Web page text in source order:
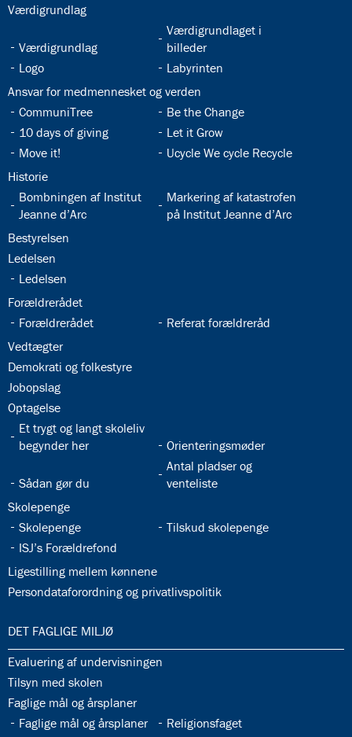
32.3:
Værdigrundlag
32.4:
Værdigrundlag
32.5:
Værdigrundlaget i
billeder
32.6:
Logo 32.7:
Labyrinten
32.8:
Ansvar for medmennesket og verden
32.9:
CommuniTree 32.10:
Be the Change
32.11:
10 days of giving 32.12:
Let it Grow
32.13:
Move it! 32.14:
Ucycle We cycle Recycle
32.15:
Historie
32.16:
Bombningen af Institut
Jeanne d’Arc
32.17:
Markering af katastrofen
på Institut Jeanne d’Arc
32.18:
Bestyrelsen
32.19:
Ledelsen
32.20:
Ledelsen
32.21:
Forældrerådet
32.22:
Forældrerådet 32.23:
Referat forældreråd
32.24:
Vedtægter
32.25:
Demokrati og folkestyre
32.26:
Jobopslag
32.27:
Optagelse
32.28:
Et trygt og langt skoleliv
begynder her
32.29:
Orienteringsmøder
32.30:
Sådan gør du
32.31:
Antal pladser og
venteliste
32.32:
Skolepenge
32.33:
Skolepenge 32.34:
Tilskud skolepenge
32.35:
ISJ’s Forældrefond
32.36:
Ligestilling mellem kønnene
32.37:
Persondataforordning og privatlivspolitik
33.0:
DET FAGLIGE MILJØ
33.1:
Evaluering af undervisningen
33.2:
Tilsyn med skolen
33.3:
Faglige mål og årsplaner
33.4:
Faglige mål og årsplaner 33.5:
Religionsfaget